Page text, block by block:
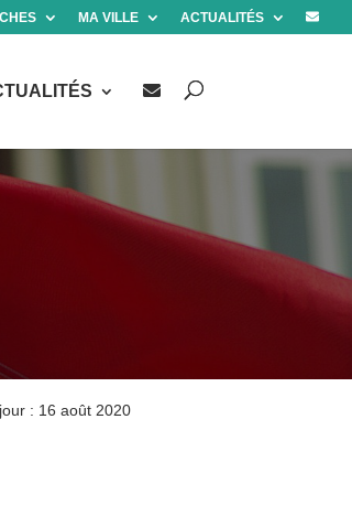
MA VILLE ACTUALITÉS
: 16 août 2020